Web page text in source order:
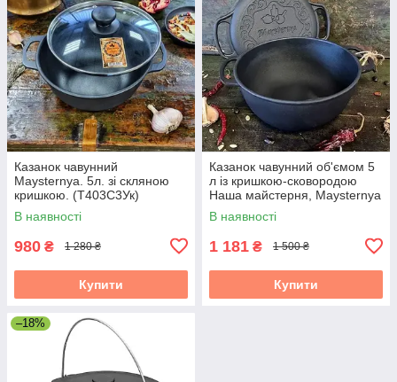
Казанок чавунний
Maysternya. 5л. зі скляною
кришкою. (Т403С3Ук)
В наявності
980 ₴ 1 280 ₴
Купити
Казанок чавунний об'ємом 5
л із кришкою-сковородою
Наша майстерня, Maysternya
В наявності
1 181 ₴ 1 500 ₴
Купити
–18%